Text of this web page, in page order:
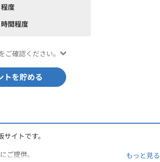
度
間程度
ご確認ください。
トを貯める
イトです。
ご提供。
もっと見る